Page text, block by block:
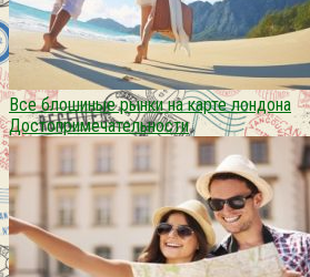
Все блошиные рынки на карте лондона
Достопримечательности